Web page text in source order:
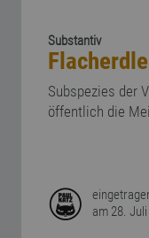
Substantiv
Subspezies der
öffentlich die
am 28.